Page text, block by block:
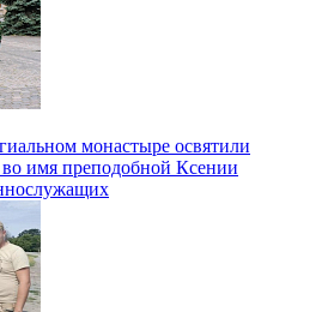
монастыре освятили
имя преподобной Ксении